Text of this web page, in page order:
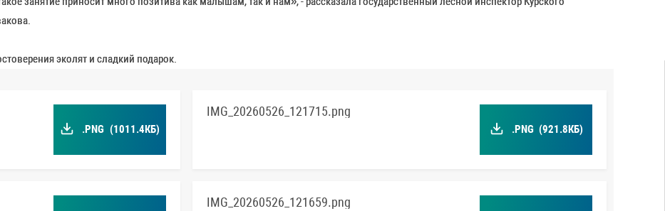
эколят и сладкий подарок.
.PNG (1011.4КБ)
IMG_20260526_121715.png
.PNG (921.8КБ)
IMG_20260526_121659.png